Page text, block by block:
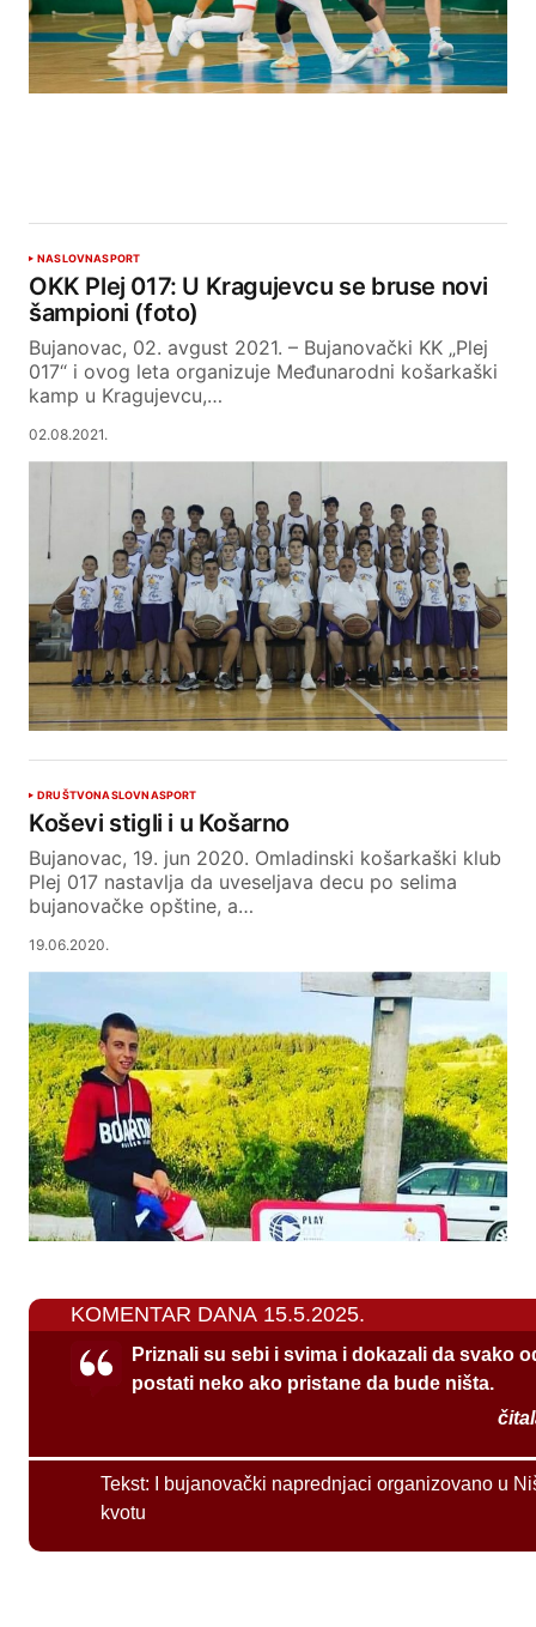
NASLOVNASPORT
OKK Plej 017: U Kragujevcu se bruse novi
šampioni (foto)
Bujanovac, 02. avgust 2021. – Bujanovački KK „Plej
017“ i ovog leta organizuje Međunarodni košarkaški
kamp u Kragujevcu,…
02.08.2021.
DRUŠTVONASLOVNASPORT
Koševi stigli i u Košarno
Bujanovac, 19. jun 2020. Omladinski košarkaški klub
Plej 017 nastavlja da uveseljava decu po selima
bujanovačke opštine, a…
19.06.2020.
KOMENTAR DANA 15.5.2025.
Priznali su sebi i svima i dokazali da svako
postati neko ako pristane da bude ništa.
Tekst:
I bujanovački naprednjaci organizovano u
kvotu